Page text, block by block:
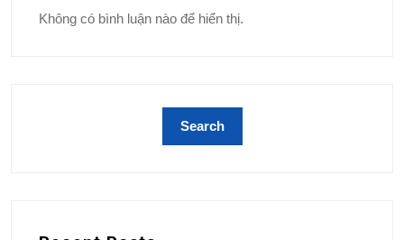
Không có bình luận nào để hiển thị.